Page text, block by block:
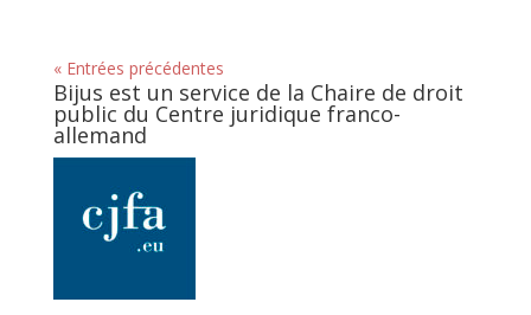
« Entrées précédentes
Bijus est un service de la Chaire de droit
public du Centre juridique franco-
allemand